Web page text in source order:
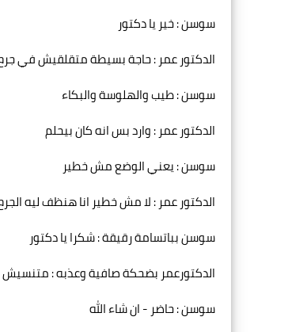
سوسن : خير يا دكتور
الدكتور عمر : حاجة بسيطة متقلقيش في
سوسن : طيب والهلوسة والبكاء
الدكتور عمر : وارد بس انه كان بيحلم
سوسن : يعني الوضع مش خطير
الدكتور عمر : لا مش خطير انا هنظف ليه
سوسن بباتسامة رقيقة : شكرا يا دكتور
الدكتورعمر بضحكة صافية وعذبه :
سوسن : حاضر - ان شاء الله